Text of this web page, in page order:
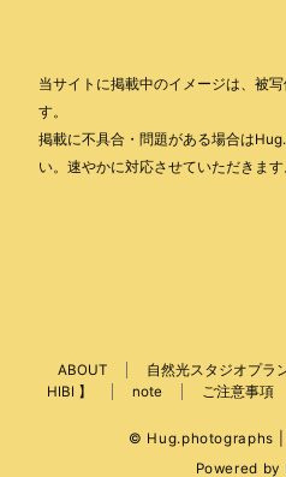
当サイトに掲載中のイメージは、被
す。
掲載に不具合・問題がある場合は
い。速やかに対応させていただきます
ABOUT 自然光スタジオプラ
HIBI 】
note ご注意事項
© Hug.photographs |
Powered by